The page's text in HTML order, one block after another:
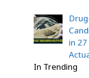
in 27
In Trending